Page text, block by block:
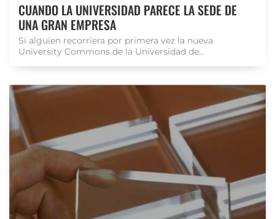
CUANDO LA UNIVERSIDAD PARECE LA SEDE DE
UNA GRAN EMPRESA
Si alguien recorriera por primera vez la nueva
University Commons de la Universidad de...